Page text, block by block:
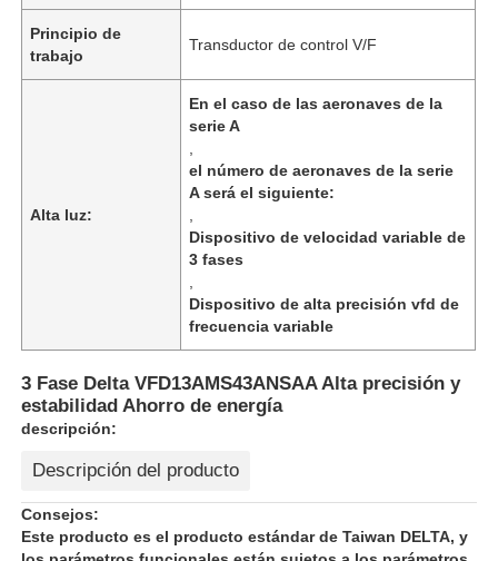
Inicio
Productos
Sobre nosotros
Principio de
trabajo
Transductor de control V/F
Alta luz:
En el caso de las aeronaves de la
serie A
el número de aeronaves de la serie
A será el siguiente:
Dispositivo de velocidad variable de
3 fases
Dispositivo de alta precisión vfd de
frecuencia variable
3 Fase Delta VFD13AMS43ANSAA Alta precisión y
estabilidad Ahorro de energía
descripción:
Descripción del producto
Consejos:
Este producto es el producto estándar de Taiwan DELTA, y